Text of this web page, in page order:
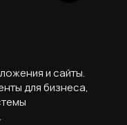
и сайты.
для бизнеса,